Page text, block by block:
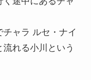
ャラ ルセ・ナイ
れる小川という